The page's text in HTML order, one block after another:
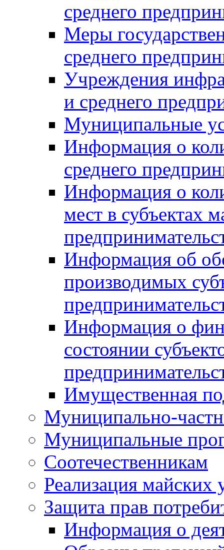
среднего
Меры
среднего
Учреждения
и среднего
Муниципальные
Информация о
среднего
Информация о
мест в субъектах
Информация об
производимых
Информация о
состоянии
Имущественная
Муниципально-
Муниципальные
Соотечественникам
Реализация майских
Защита прав
Информация о